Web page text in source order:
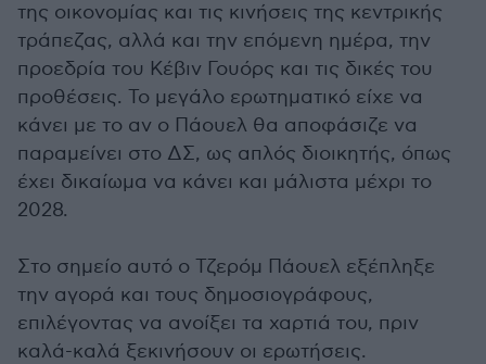
της οικονομίας και τις κινήσεις της κεντρικής
τράπεζας, αλλά και την επόμενη ημέρα, την
προεδρία του Κέβιν Γουόρς και τις δικές του
προθέσεις. Το μεγάλο ερωτηματικό είχε να
κάνει με το αν ο Πάουελ θα αποφάσιζε να
παραμείνει στο ΔΣ, ως απλός διοικητής, όπως
έχει δικαίωμα να κάνει και μάλιστα μέχρι το
2028.
Στο σημείο αυτό ο Τζερόμ Πάουελ εξέπληξε
την αγορά και τους δημοσιογράφους,
επιλέγοντας να ανοίξει τα χαρτιά του, πριν
καλά-καλά ξεκινήσουν οι ερωτήσεις.